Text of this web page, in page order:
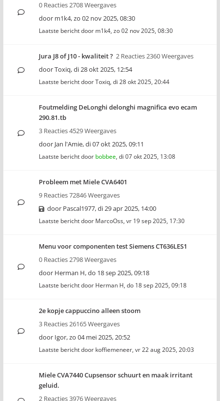
0 Reacties 2708 Weergaves
door m1k4,zo 02 nov 2025, 08:30
Laatste bericht door m1k4, zo 02 nov 2025, 08:30
Jura J8 of J10 - kwaliteit ? 2 Reacties 2360 Weergaves
doorToxiq,di 28 okt 2025, 12:54
Laatste bericht doorToxiq, di 28 okt 2025, 20:44
Foutmelding DeLonghi delonghi magnifica evo ecam
290.81.tb
3 Reacties 4529 Weergaves
door Jan l'Amie,di 07 okt 2025, 09:11
Laatste bericht door bobbee, di 07 okt 2025, 13:08
Probleem met Miele CVA6401
9 Reacties 72846 Weergaves
door Pascal1977,di 29 apr 2025, 14:00
Laatste bericht door MarcoOss, vr 19 sep 2025, 17:30
Menu voor componenten test Siemens CT636LES1
0 Reacties 2798 Weergaves
door Herman H,do 18 sep 2025, 09:18
Laatste bericht door Herman H, do 18 sep 2025, 09:18
2e kopje cappuccino alleen stoom
3 Reacties 26165 Weergaves
door Igor,zo 04 mei 2025, 20:52
Laatste bericht door koffiemeneer, vr 22 aug 2025, 20:03
Miele CVA7440 Cupsensor schuurt en maak irritant
geluid.
2 Reacties 3976 Weergaves